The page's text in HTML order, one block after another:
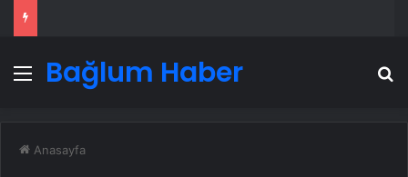
Menü
Bağlum Haber
Anasayfa